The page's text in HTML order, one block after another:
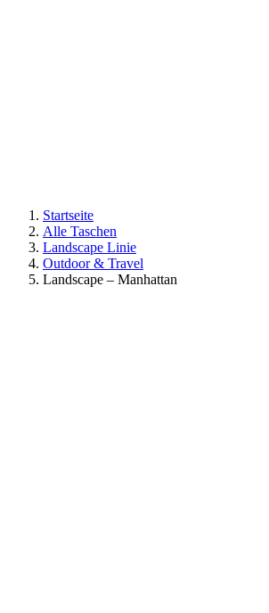
Startseite
Alle Taschen
Landscape Linie
Outdoor & Travel
Landscape – Manhattan